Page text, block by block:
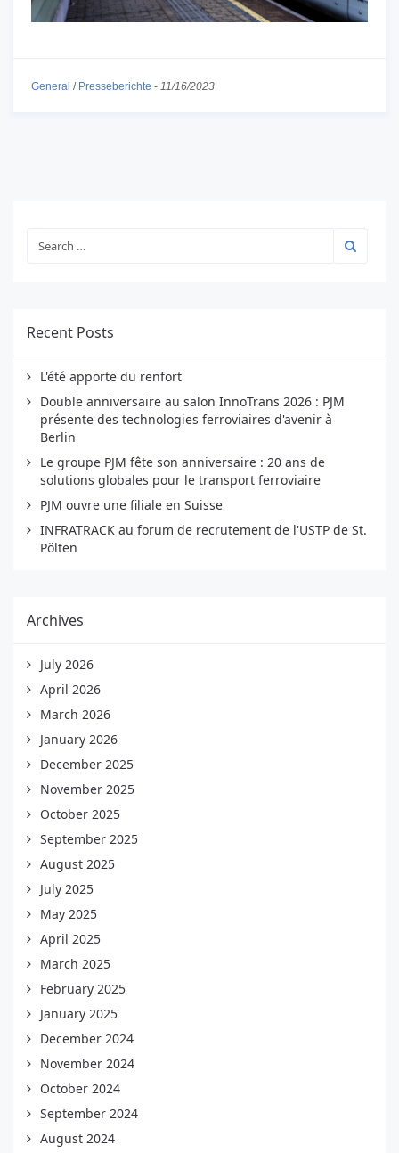
General / Presseberichte - 11/16/2023
Recent Posts
L'été apporte du renfort
Double anniversaire au salon InnoTrans 2026 : PJM
présente des technologies ferroviaires d'avenir à
Berlin
Le groupe PJM fête son anniversaire : 20 ans de
solutions globales pour le transport ferroviaire
PJM ouvre une filiale en Suisse
INFRATRACK au forum de recrutement de l'USTP de St.
Pölten
Archives
July 2026
April 2026
March 2026
January 2026
December 2025
November 2025
October 2025
September 2025
August 2025
July 2025
May 2025
April 2025
March 2025
February 2025
January 2025
December 2024
November 2024
October 2024
September 2024
August 2024